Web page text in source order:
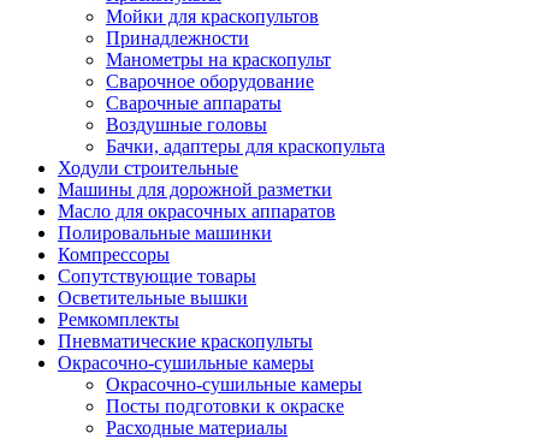
Мойки для краскопультов
Принадлежности
Манометры на краскопульт
Сварочное оборудование
Сварочные аппараты
Воздушные головы
Бачки, адаптеры для краскопульта
Ходули строительные
Машины для дорожной разметки
Масло для окрасочных аппаратов
Полировальные машинки
Компрессоры
Сопутствующие товары
Осветительные вышки
Ремкомплекты
Пневматические краскопульты
Окрасочно-сушильные камеры
Окрасочно-сушильные камеры
Посты подготовки к окраске
Расходные материалы